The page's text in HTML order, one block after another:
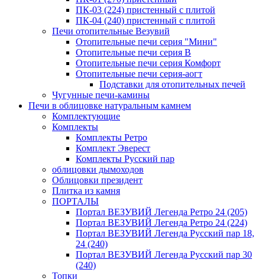
ПК-03 (224) пристенный с плитой
ПК-04 (240) пристенный с плитой
Печи отопительные Везувий
Отопительные печи серия "Мини"
Отопительные печи серия В
Отопительные печи серия Комфорт
Отопительные печи серия-аогт
Подставки для отопительных печей
Чугунные печи-камины
Печи в облицовке натуральным камнем
Комплектующие
Комплекты
Комплекты Ретро
Комплект Эверест
Комплекты Русский пар
облицовки дымоходов
Облицовки президент
Плитка из камня
ПОРТАЛЫ
Портал ВЕЗУВИЙ Легенда Ретро 24 (205)
Портал ВЕЗУВИЙ Легенда Ретро 24 (224)
Портал ВЕЗУВИЙ Легенда Русский пар 18,
24 (240)
Портал ВЕЗУВИЙ Легенда Русский пар 30
(240)
Топки